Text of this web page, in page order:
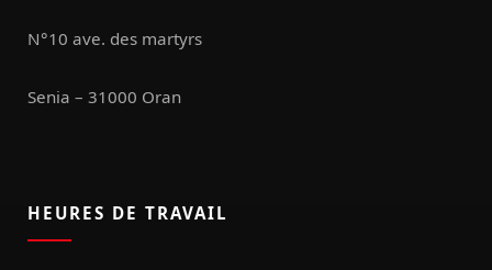
N°10 ave. des martyrs
Senia – 31000 Oran
HEURES DE TRAVAIL